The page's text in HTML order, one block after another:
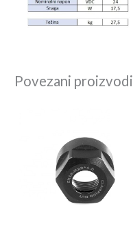
Povezani proizvodi